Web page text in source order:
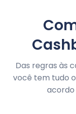
Das regras às
você tem tudo
acordo